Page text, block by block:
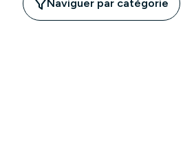
Naviguer par catégorie